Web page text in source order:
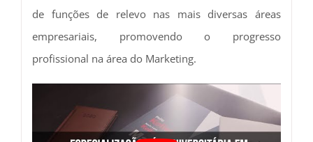
de funções de relevo nas mais diversas áreas
empresariais, promovendo o progresso
profissional na área do Marketing.